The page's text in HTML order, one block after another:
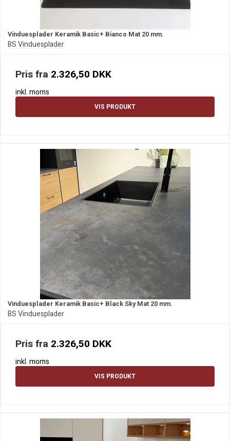
Vinduesplader Keramik Basic+ Bianco Mat 20 mm.
BS Vinduesplader
Pris fra 2.326,50 DKK
inkl. moms
VIS PRODUKT
Vinduesplader Keramik Basic+ Black Sky Mat 20 mm.
BS Vinduesplader
Pris fra 2.326,50 DKK
inkl. moms
VIS PRODUKT